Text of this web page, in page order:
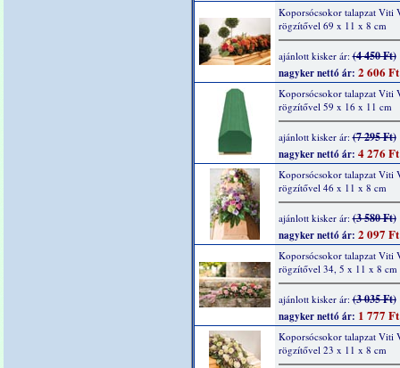
Koporsócsokor talapzat Viti
rögzítővel 69 x 11 x 8 cm
ajánlott kisker ár:(4 450 Ft)
nagyker nettó ár: 2 606 Ft
Koporsócsokor talapzat Viti
rögzítővel 59 x 16 x 11 cm
ajánlott kisker ár:(7 295 Ft)
nagyker nettó ár: 4 276 Ft
Koporsócsokor talapzat Viti
rögzítővel 46 x 11 x 8 cm
ajánlott kisker ár:(3 580 Ft)
nagyker nettó ár: 2 097 Ft
Koporsócsokor talapzat Viti
rögzítővel 34, 5 x 11 x 8 cm
ajánlott kisker ár:(3 035 Ft)
nagyker nettó ár: 1 777 Ft
Koporsócsokor talapzat Viti
rögzítővel 23 x 11 x 8 cm